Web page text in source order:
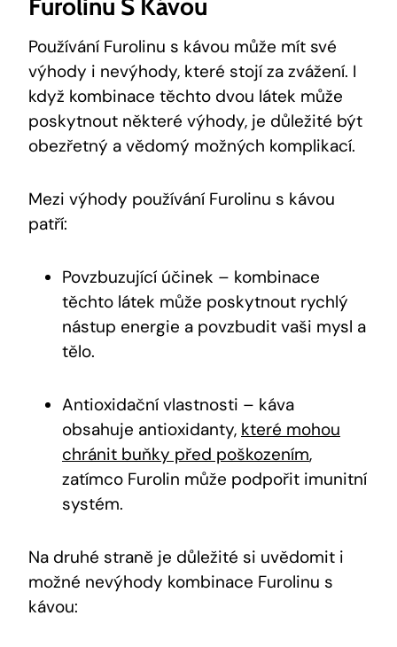
Furolinu S Kávou
Používání Furolinu s kávou může mít své
výhody i nevýhody, které stojí za zvážení. I
když kombinace těchto dvou látek může
poskytnout některé výhody, je důležité být
obezřetný a vědomý možných komplikací.
Mezi výhody používání Furolinu s kávou
patří:
Povzbuzující účinek – kombinace
těchto látek může poskytnout rychlý
nástup energie a povzbudit vaši mysl a
tělo.
Antioxidační vlastnosti – káva
obsahuje antioxidanty, které mohou
chránit buňky před poškozením,
zatímco Furolin může podpořit imunitní
systém.
Na druhé straně je důležité si uvědomit i
možné nevýhody kombinace Furolinu s
kávou: